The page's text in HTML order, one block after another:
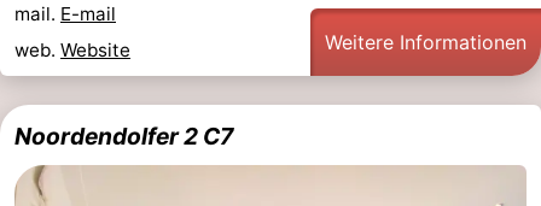
mail. E-mail
web. Website Weitere Informationen
Noordendolfer 2 C7